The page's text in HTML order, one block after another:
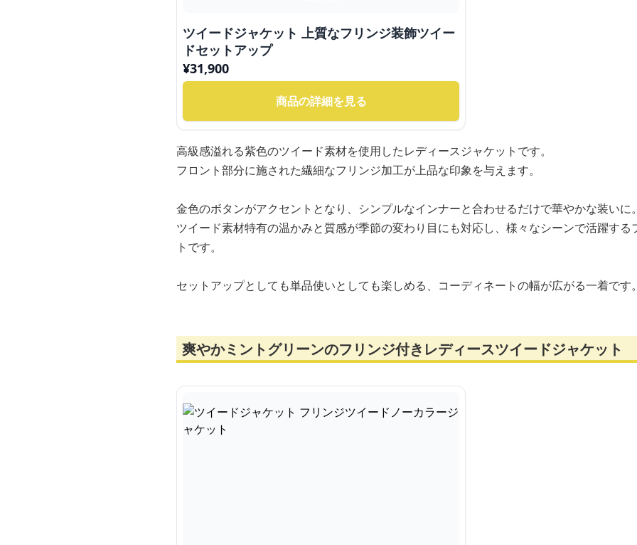
ツイードジャケット 上質なフリンジ装飾ツイー
ドセットアップ
¥31,900
商品の詳細を見る
高級感溢れる紫色のツイード素材を使用したレディースジャケットです。
フロント部分に施された繊細なフリンジ加工が上品な印象を与えます。
金色のボタンがアクセントとなり、シンプルなインナーと合わせるだけで華やかな装いに。
ツイード素材特有の温かみと質感が季節の変わり目にも対応し、様々なシーンで活躍する
トです。
セットアップとしても単品使いとしても楽しめる、コーディネートの幅が広がる一着です。
爽やかミントグリーンのフリンジ付きレディースツイードジャケット